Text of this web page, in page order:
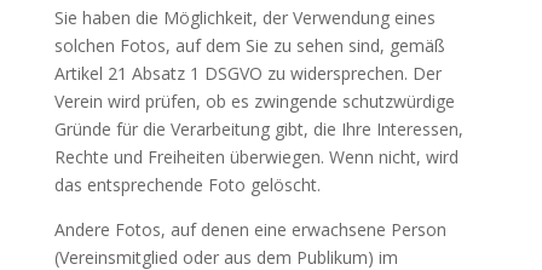
Sie haben die Möglichkeit, der Verwendung eines
solchen Fotos, auf dem Sie zu sehen sind, gemäß
Artikel 21 Absatz 1 DSGVO zu widersprechen. Der
Verein wird prüfen, ob es zwingende schutzwürdige
Gründe für die Verarbeitung gibt, die Ihre Interessen,
Rechte und Freiheiten überwiegen. Wenn nicht, wird
das entsprechende Foto gelöscht.
Andere Fotos, auf denen eine erwachsene Person
(Vereinsmitglied oder aus dem Publikum) im